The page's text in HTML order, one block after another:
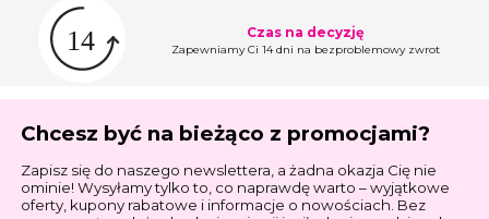
Czas na decyzję
Zapewniamy Ci 14 dni na bezproblemowy zwrot
Chcesz być na bieżąco z promocjami?
Zapisz się do naszego newslettera, a żadna okazja Cię nie
ominie! Wysyłamy tylko to, co naprawdę warto – wyjątkowe
oferty, kupony rabatowe i informacje o nowościach. Bez